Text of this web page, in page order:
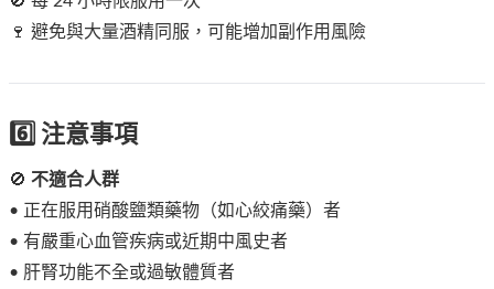
🍷 避免與大量酒精同服，可能增加副作用風險
6️⃣ 注意事項
🚫 不適合人群
• 正在服用硝酸鹽類藥物（如心絞痛藥）者
• 有嚴重心血管疾病或近期中風史者
• 肝腎功能不全或過敏體質者